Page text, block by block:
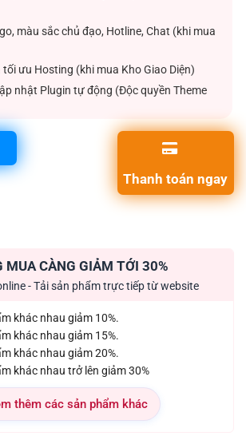
màu sắc chủ đạo, Hotline, Chat (khi mua
ưu Hosting (khi mua Kho Giao Diện)
nhật Plugin tự động (Độc quyền Theme
Thanh toán ngay
MUA CÀNG GIẢM TỚI 30%
- Tải sản phẩm trực tiếp từ website
khác nhau giảm 10%.
khác nhau giảm 15%.
khác nhau giảm 20%.
khác nhau trở lên giảm 30%
thêm các sản phẩm khác